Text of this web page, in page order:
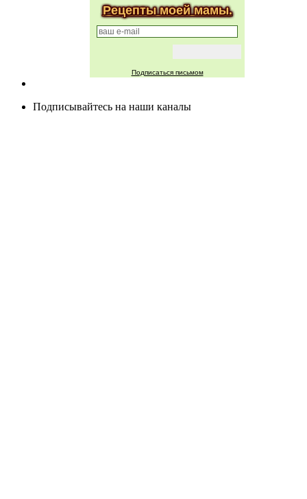
Рецепты моей мамы.
Подписаться письмом
Подписывайтесь на наши каналы